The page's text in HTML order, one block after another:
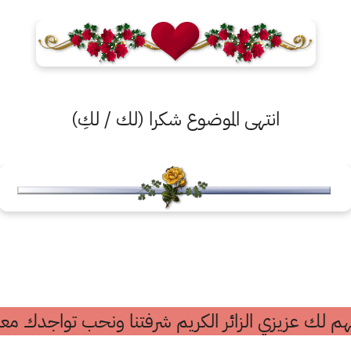
انتهى الموضوع شكرا (لك / لكِ)
لك عزيزي الزائر الكريم شرفتنا ونحب تواجدك